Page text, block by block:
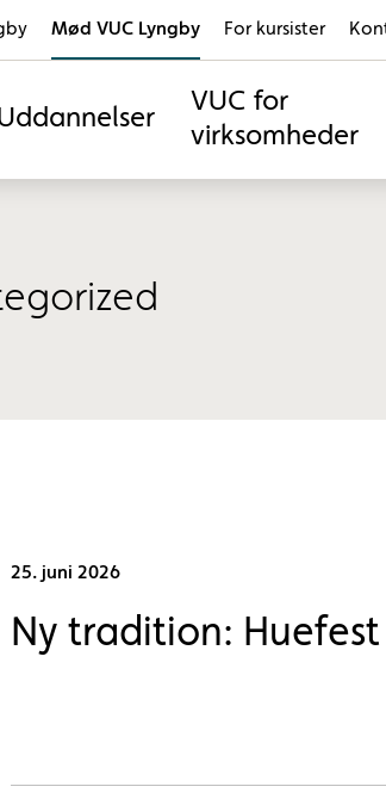
Mød VUC Lyngby For kursister
VUC for
virksomheder
25. juni 2026
Ny tradition: